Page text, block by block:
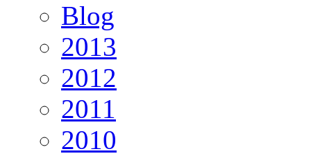
Blog
2013
2012
2011
2010